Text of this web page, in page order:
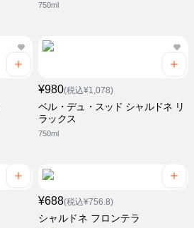
750ml
¥980(税込¥1,078)
ベル・デュ・スッド シャルドネ リ
ラックス
750ml
¥688(税込¥756.8)
シャルドネ フロンテラ